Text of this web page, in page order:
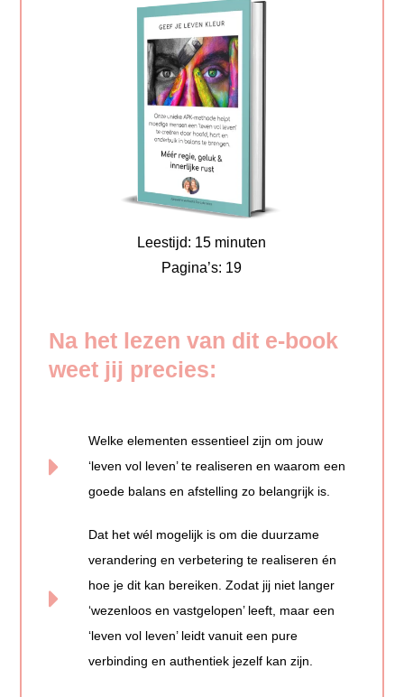
Leestijd: 15 minuten
Pagina’s: 19
Na het lezen van dit e-book
weet jij precies:
Welke elementen essentieel zijn om jouw
‘leven vol leven’ te realiseren en waarom een
goede balans en afstelling zo belangrijk is.
Dat het wél mogelijk is om die duurzame
verandering en verbetering te realiseren én
hoe je dit kan bereiken. Zodat jij niet langer
‘wezenloos en vastgelopen’ leeft, maar een
‘leven vol leven’ leidt vanuit een pure
verbinding en authentiek jezelf kan zijn.